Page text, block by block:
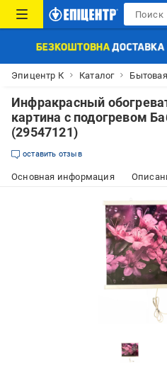
Эпицентр К Каталог
Инфракрасный
картина с подогревом
(29547121)
оставить отзыв
Основная информация